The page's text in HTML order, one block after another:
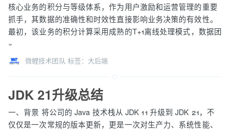
核心业务的积分与等级体系，作为用户激励和运营管理的重要
抓手，其数据的准确性和时效性直接影响业务决策的有效性。
最初，该业务的积分计算采用成熟的T+1离线处理模式，数据团
»
微鲤技术团队 标签： 大后端
JDK 21升级总结
一、背景 将公司的 Java 技术栈从 JDK 11 升级到 JDK 21，不
仅仅是一次常规的版本更新，更是一次对生产力、系统性能、